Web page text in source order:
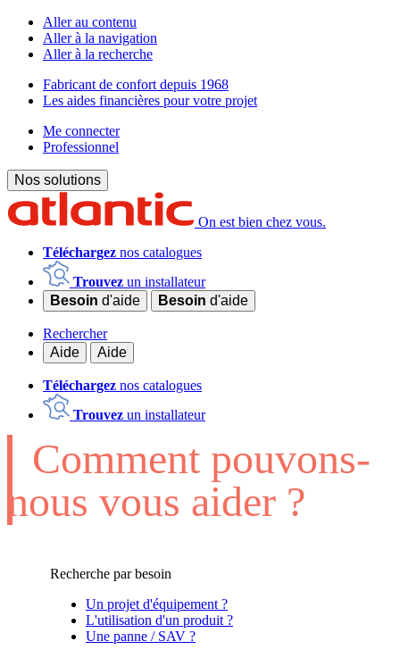
Aller au contenu
Aller à la navigation
Aller à la recherche
Fabricant de confort depuis 1968
Les aides financières pour votre projet
Me connecter
Professionnel
Nos solutions
On est bien chez vous.
Téléchargez nos catalogues
Trouvez un installateur
Besoin d'aide Besoin d'aide
Rechercher
Aide
Aide
Téléchargez nos catalogues
Trouvez un installateur
Comment pouvons-
nous vous aider ?
Recherche par besoin
Un projet d'équipement ?
L'utilisation d'un produit ?
Une panne / SAV ?